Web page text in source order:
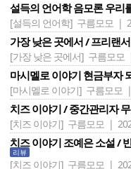
설득의 언어학 음모론 우리
[설득의 언어학] 구름모모 |
가장 낮은 곳에서 / 프리랜
[가장 낮은 곳에서] 구름모모
마시멜로 이야기 현금부자
[마시멜로 이야기] 구름모모
치즈 이야기 / 중간관리자
[치즈 이야기] 구름모모 |
치즈 이야기 조예은 소설 /
리뷰
[치즈 이야기] 구름모모 |